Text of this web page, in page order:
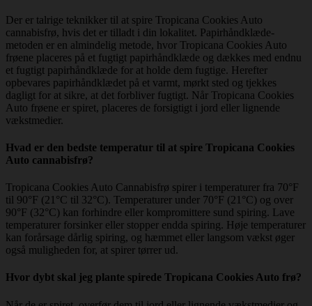
Der er talrige teknikker til at spire Tropicana Cookies Auto
cannabisfrø, hvis det er tilladt i din lokalitet. Papirhåndklæde-
metoden er en almindelig metode, hvor Tropicana Cookies Auto
frøene placeres på et fugtigt papirhåndklæde og dækkes med endnu
et fugtigt papirhåndklæde for at holde dem fugtige. Herefter
opbevares papirhåndklædet på et varmt, mørkt sted og tjekkes
dagligt for at sikre, at det forbliver fugtigt. Når Tropicana Cookies
Auto frøene er spiret, placeres de forsigtigt i jord eller lignende
vækstmedier.
Hvad er den bedste temperatur til at spire Tropicana Cookies
Auto cannabisfrø?
Tropicana Cookies Auto Cannabisfrø spirer i temperaturer fra 70°F
til 90°F (21°C til 32°C). Temperaturer under 70°F (21°C) og over
90°F (32°C) kan forhindre eller kompromittere sund spiring. Lave
temperaturer forsinker eller stopper endda spiring. Høje temperaturer
kan forårsage dårlig spiring, og hæmmet eller langsom vækst øger
også muligheden for, at spirer tørrer ud.
Hvor dybt skal jeg plante spirede Tropicana Cookies Auto frø?